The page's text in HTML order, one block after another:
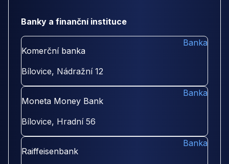
Banky a finanční instituce
Komerční banka
Bílovice, Nádražní 12
Banka
Moneta Money Bank
Bílovice, Hradní 56
Banka
Raiffeisenbank
Banka